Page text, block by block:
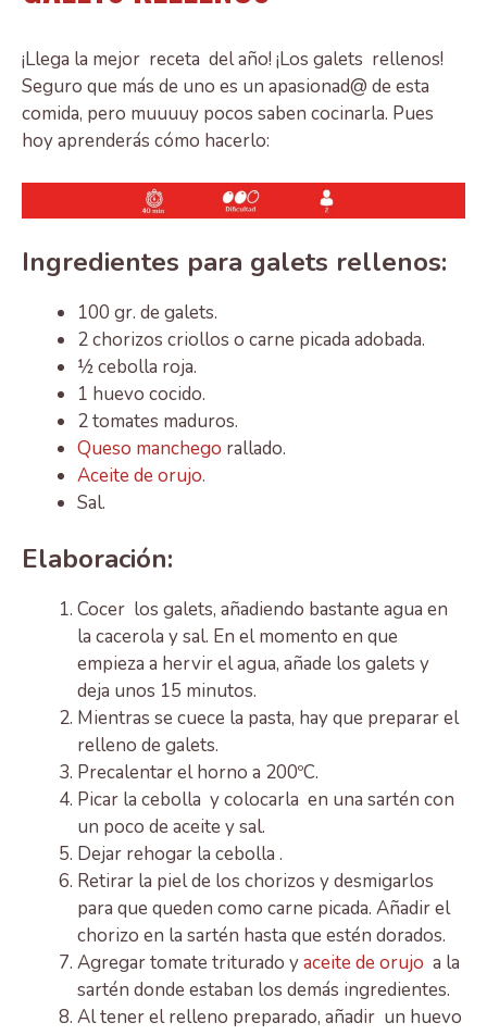
¡Llega la mejor receta del año! ¡Los galets rellenos!
Seguro que más de uno es un apasionad@ de esta
comida, pero muuuuy pocos saben cocinarla. Pues
hoy aprenderás cómo hacerlo:
Ingredientes para galets rellenos:
100 gr. de galets.
2 chorizos criollos o carne picada adobada.
½ cebolla roja.
1 huevo cocido.
2 tomates maduros.
Queso manchego rallado.
Aceite de orujo.
Sal.
Elaboración:
Cocer los galets, añadiendo bastante agua en
la cacerola y sal. En el momento en que
empieza a hervir el agua, añade los galets y
deja unos 15 minutos.
Mientras se cuece la pasta, hay que preparar el
relleno de galets.
Precalentar el horno a 200ºC.
Picar la cebolla y colocarla en una sartén con
un poco de aceite y sal.
Dejar rehogar la cebolla .
Retirar la piel de los chorizos y desmigarlos
para que queden como carne picada. Añadir el
chorizo en la sartén hasta que estén dorados.
Agregar tomate triturado yaceite de orujo a la
sartén donde estaban los demás ingredientes.
Al tener el relleno preparado, añadir un huevo